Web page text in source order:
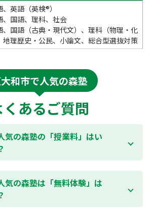
英語（英検®）
、国語、理科、社会
、国語（古典・現代文）、理科（物理・化
理歴史・公民、小論文、総合型選抜対策
和市で人気の森塾
くあるご質問
気の森塾の「授業料」はい
ご状況、校舎によって変わります。森
こちらのページよりお問合わせくださ
ールで【すぐ】にご確認いただけま
気の森塾は「無料体験」は